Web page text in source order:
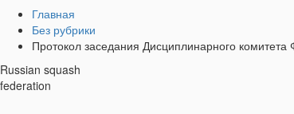
Хлебные
крошки
Главная
Без рубрики
Протокол заседания Дисциплинарного
Russian squash
federation